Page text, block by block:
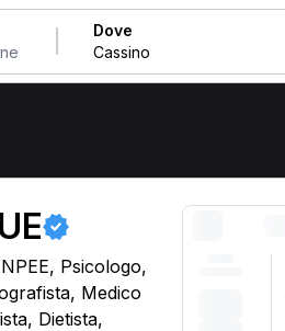
Dove
Psicologo,
Medico
Dietista,